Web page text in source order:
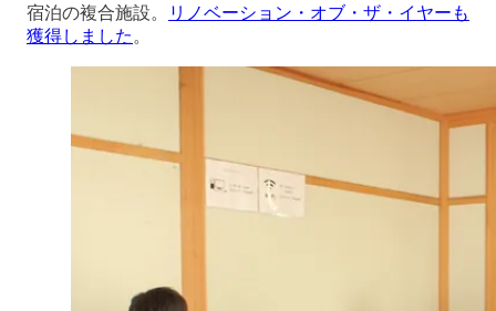
宿泊の複合施設。
リノベーション・オブ・ザ・イヤーも
獲得しました 。